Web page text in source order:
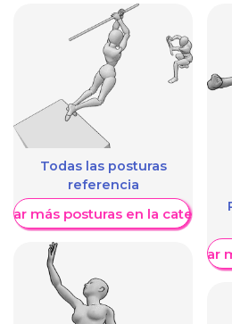
Todas las posturas
referencia
más posturas en la categoría
Mostrar